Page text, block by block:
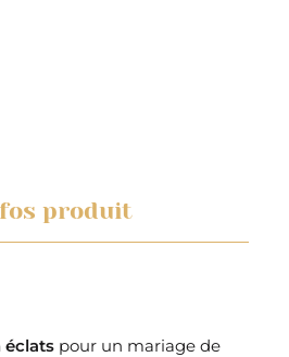
produit
éclats pour un mariage de